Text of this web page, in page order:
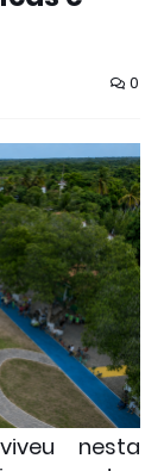
0
nesta